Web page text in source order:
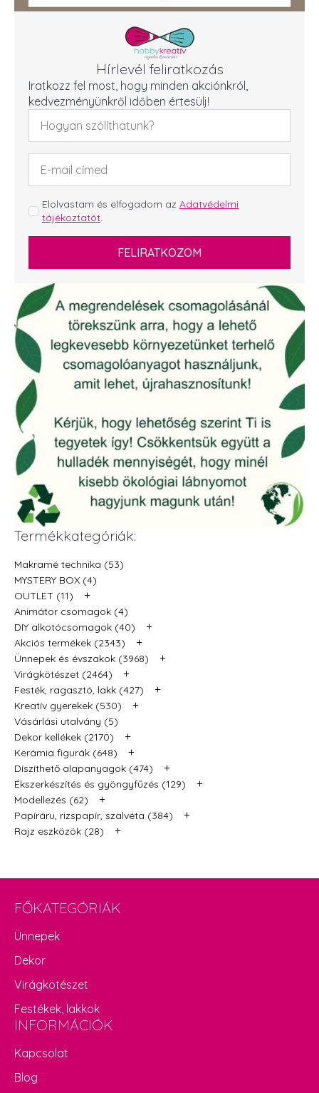
Hírlevél feliratkozás
Iratkozz fel most, hogy minden akciónkról,
kedvezményünkről időben értesülj!
Név
Email
cím
GDPR
*
Elolvastam és elfogadom az Adatvédelmi
tájékoztatót.
FELIRATKOZOM
Termékkategóriák:
Makramé technika (53)
MYSTERY BOX (4)
OUTLET (11)
+
Animátor csomagok (4)
DIY alkotócsomagok (40)
+
Akciós termékek (2343) +
Ünnepek és évszakok (3968) +
Virágkötészet (2464) +
Festék, ragasztó, lakk (427) +
Kreatív gyerekek (530) +
Vásárlási utalvány (5)
Dekor kellékek (2170)
+
Kerámia figurák (648) +
Díszíthető alapanyagok (474) +
Ékszerkészítés és gyöngyfűzés (129) +
Modellezés (62) +
Papíráru, rizspapír, szalvéta (384) +
Rajz eszközök (28) +
FŐKATEGÓRIÁK
Ünnepek
Dekor
Virágkötészet
Festékek, lakkok
INFORMÁCIÓK
Kapcsolat
Blog